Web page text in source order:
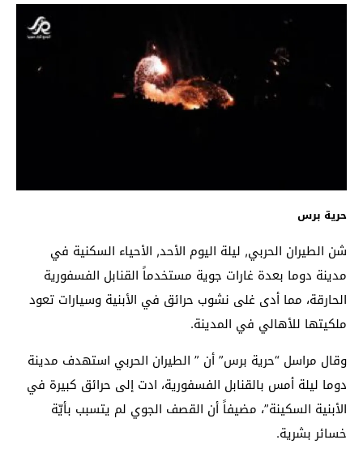
حرية برس
شن الطيران الحربي, ليلة اليوم الأحد, الأحياء السكنية في
مدينة دوما بعدة غارات جوية مستخدماً القنابل الفسفورية
الحارقة، مما أدى غلى نشوب حرائق في الأبنية وسيارات تعود
ملكيتها للأهالي في المدينة.
وقال مراسل “حرية برس” أن ” الطيران الحربي استهدف مدينة
دوما ليلة أمس بالقنابل الفسفورية، ادت إلى حرائق كبيرة في
الأبنية السكينة”، مضيفاً أن القصف الجوي لم يتسبب بأيّة
خسائر بشرية.